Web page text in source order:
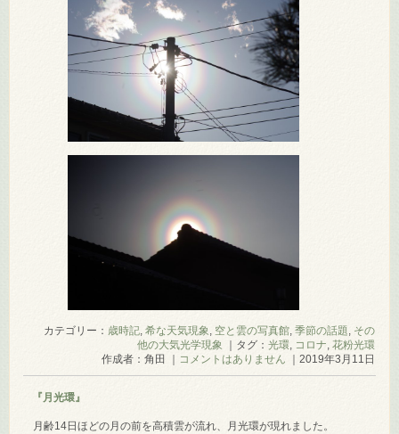
カテゴリー： 歳時記, 希な天気現象 空と雲の写真館, 季節の話題
その
他の大気光学現象
｜タグ： 光環 コロナ 花粉光環
作成者：角田 ｜ コメントはありません ｜2019年3月11日
『月光環』
月齢14日ほどの月の前を高積雲が流れ、月光環が現れました。